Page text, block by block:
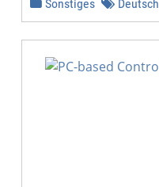
Sonstiges Deutsch